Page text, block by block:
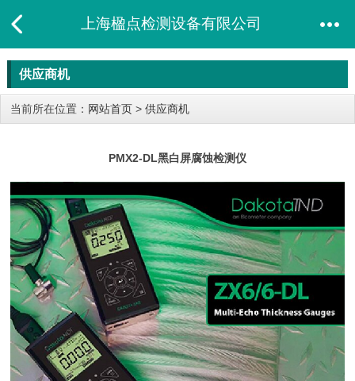
上海楹点检测设备有限公司
供应商机
当前所在位置： 网站首页 > 供应商机
PMX2-DL黑白屏腐蚀检测仪​